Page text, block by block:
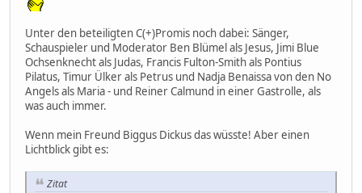
Unter den beteiligten C(+)Promis noch dabei: Sänger,
Schauspieler und Moderator Ben Blümel als Jesus, Jimi Blue
Ochsenknecht als Judas, Francis Fulton-Smith als Pontius
Pilatus, Timur Ülker als Petrus und Nadja Benaissa von den No
Angels als Maria - und Reiner Calmund in einer Gastrolle, als
was auch immer.
Wenn mein Freund Biggus Dickus das wüsste! Aber einen
Lichtblick gibt es:
Zitat